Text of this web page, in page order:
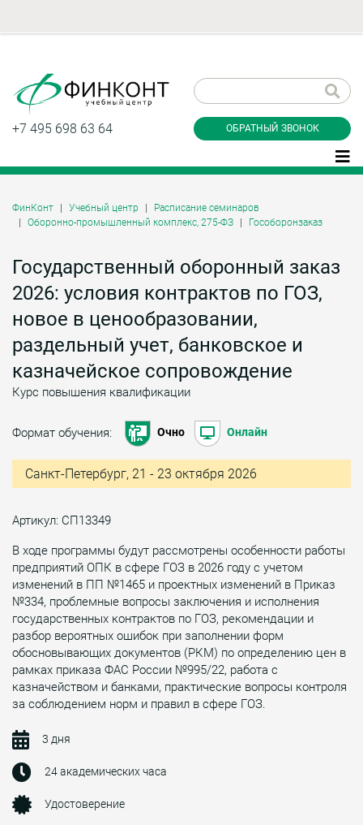
+7 495 698 63 64 ОБРАТНЫЙ ЗВОНОК
ФинКонт Учебный центр
Расписание семинаров
Оборонно-промышленный комплекс, 275-ФЗ
Гособоронзаказ
Государственный оборонный заказ
2026: условия контрактов по ГОЗ,
новое в ценообразовании,
раздельный учет, банковское и
казначейское сопровождение
Курс повышения квалификации
Формат обучения: Очно Онлайн
Санкт-Петербург, 21 - 23 октября 2026
Артикул: СП13349
В ходе программы будут рассмотрены особенности работы
предприятий ОПК в сфере ГОЗ в 2026 году с учетом
изменений в ПП №1465 и проектных изменений в Приказ
№334, проблемные вопросы заключения и исполнения
государственных контрактов по ГОЗ, рекомендации и
разбор вероятных ошибок при заполнении форм
обосновывающих документов (РКМ) по определению цен в
рамках приказа ФАС России №995/22, работа с
казначейством и банками, практические вопросы контроля
за соблюдением норм и правил в сфере ГОЗ.
3 дня
24 академических часа
Удостоверение
звонок
Даю согласие на обработку персональных
конфиденциальности
Заказать